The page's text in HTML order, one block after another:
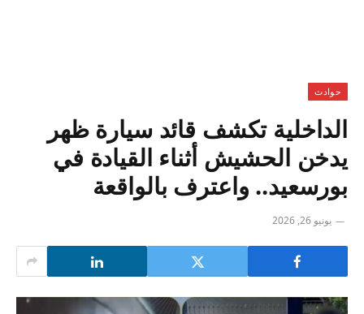
حوادث
الداخلية تكشف قائد سيارة ظهر
يدخن الحشيش أثناء القيادة في
بورسعيد.. واعترف بالواقعة
يونيو 26, 2026